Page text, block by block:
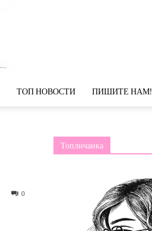
ТОП НОВОСТИ ПИШИТЕ НАМ!
0
Топличанка